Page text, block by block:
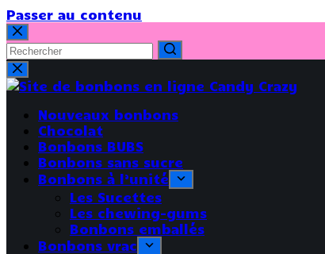
Passer au contenu
Nouveaux bonbons
Chocolat
Bonbons BUBS
Bonbons sans sucre
Bonbons à l’unité
Les Sucettes
Les chewing-gums
Bonbons emballés
Bonbons vrac